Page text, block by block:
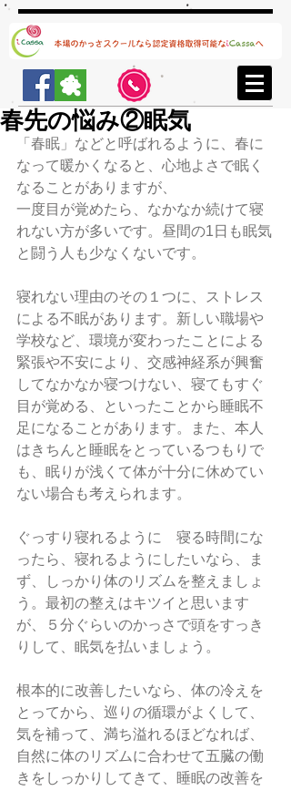
春先の悩み②眠気
「春眠」などと呼ばれるように、春に
なって暖かくなると、心地よさで眠く
なることがありますが、
一度目が覚めたら、なかなか続けて寝
れない方が多いです。昼間の1日も眠気
と闘う人も少なくないです。
寝れない理由のその１つに、ストレス
による不眠があります。新しい職場や
学校など、環境が変わったことによる
緊張や不安により、交感神経系が興奮
してなかなか寝つけない、寝てもすぐ
目が覚める、といったことから睡眠不
足になることがあります。また、本人
はきちんと睡眠をとっているつもりで
も、眠りが浅くて体が十分に休めてい
ない場合も考えられます。
ぐっすり寝れるように　寝る時間にな
ったら、寝れるようにしたいなら、ま
ず、しっかり体のリズムを整えましょ
う。最初の整えはキツイと思います
が、５分ぐらいのかっさで頭をすっき
りして、眠気を払いましょう。
根本的に改善したいなら、体の冷えを
とってから、巡りの循環がよくして、
気を補って、満ち溢れるほどなれば、
自然に体のリズムに合わせて五臓の働
きをしっかりしてきて、睡眠の改善を